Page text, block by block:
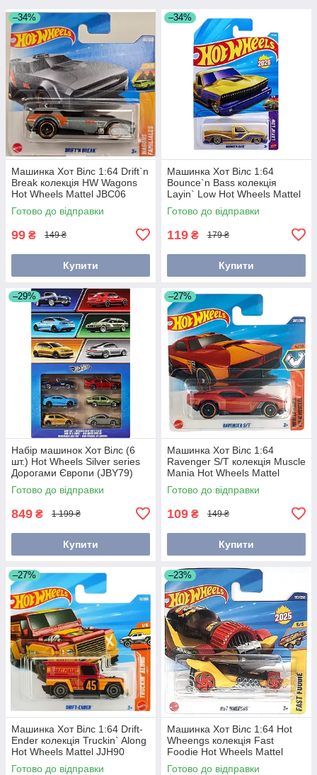
–34%
Машинка Хот Вілс 1:64 Drift`n
Break колекція HW Wagons
Hot Wheels Mattel JBC06
Готово до відправки
99 ₴ 149 ₴
Купити
–34%
Машинка Хот Вілс 1:64
Bounce`n Bass колекція
Layin` Low Hot Wheels Mattel
JJH32
Готово до відправки
119 ₴ 179 ₴
Купити
–29%
Набір машинок Хот Вілс (6
шт.) Hot Wheels Silver series
Дорогами Європи (JBY79)
Готово до відправки
849 ₴ 1 199 ₴
Купити
–27%
Машинка Хот Вілс 1:64
Ravenger S/T колекція Muscle
Mania Hot Wheels Mattel
JBC14
Готово до відправки
109 ₴ 149 ₴
Купити
–27%
Машинка Хот Вілс 1:64 Drift-
Ender колекція Truckin` Along
Hot Wheels Mattel JJH90
Готово до відправки
–23%
Машинка Хот Вілс 1:64 Hot
Wheengs колекція Fast
Foodie Hot Wheels Mattel
JBC02
Готово до відправки